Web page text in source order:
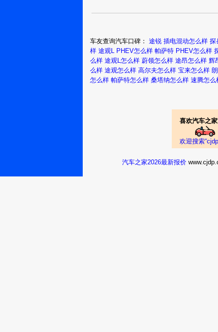
通辽：一年又
一年年年有今
日
外表没有凌渡的
欢凌渡这种与众
凌渡2017款
上饶：领跑魅
凌渡2018款
口才发现店搬走
车友查询汽车口碑： 途锐 插电混动怎么样 探
样 途观L PHEV怎么样 帕萨特 PHEV怎么样
么样 途观L怎么样 蔚领怎么样 途昂怎么样 辉
么样 途观怎么样 高尔夫怎么样 宝来怎么样
怎么样 帕萨特怎么样 桑塔纳怎么样 速腾怎么
喜欢汽车之
欢迎搜索
汽车之家2026最新报价